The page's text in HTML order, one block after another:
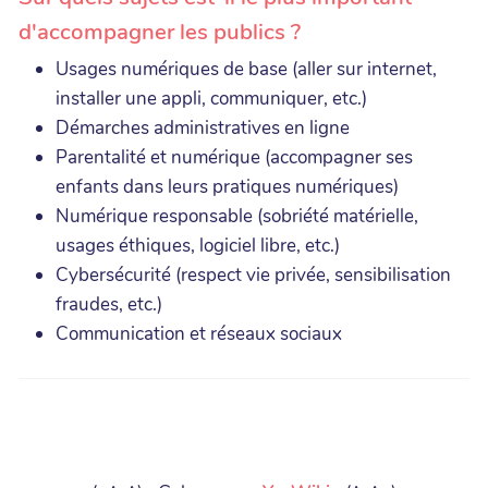
d'accompagner les publics ?
Usages numériques de base (aller sur internet,
installer une appli, communiquer, etc.)
Démarches administratives en ligne
Parentalité et numérique (accompagner ses
enfants dans leurs pratiques numériques)
Numérique responsable (sobriété matérielle,
usages éthiques, logiciel libre, etc.)
Cybersécurité (respect vie privée, sensibilisation
fraudes, etc.)
Communication et réseaux sociaux